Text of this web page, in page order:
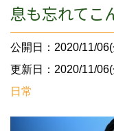
息も忘れてこ
公開日：2020/11/
更新日：2020/11/
日常